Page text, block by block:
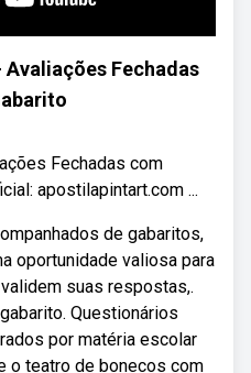
Fechadas
Fechadas com
apostilapintart.com ...
de gabaritos,
oportunidade valiosa para
suas respostas,.
Questionários
por matéria escolar
o teatro de bonecos com